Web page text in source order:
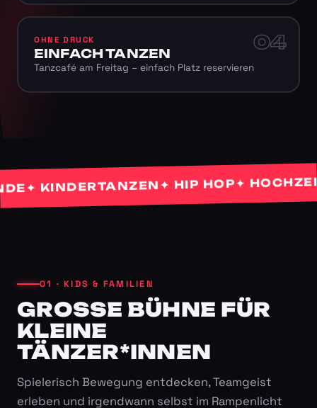
04
OHNE DRUCK
EINFACH TANZEN
Tanzcafé am Freitag – einfach Platz reservieren
KINDERTANZEN✦ HIP HOP ✦
01 · KIDS & FAMILIEN
GROSSE BÜHNE FÜR K
LEINE T
ÄNZER*INNEN
Spielerisch Bewegung entdecken, Teamgeist
erleben und irgendwann selbst im Rampenlicht